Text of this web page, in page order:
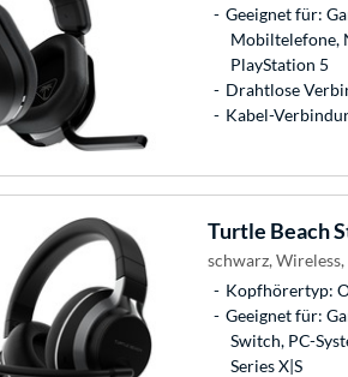
Geeignet für:
Mobiltelefone,
PlayStation 5
Drahtlose
Kabel-
Turtle Beach
schwarz, Wireless,
Kopfhörertyp:
Geeignet für:
Switch, PC-
Series X|S